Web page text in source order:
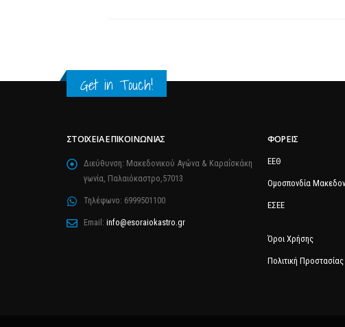
Get in Touch!
ΣΤΟΙΧΕΊΑ ΕΠΙΚΟΙΝΩΝΊΑΣ
Διεύθυνση: Μακεδονικού Αγώνα & Καραΐσκάκη
γωνία, Παλαιόκαστρο,57013
Τηλέφωνο: 6999501100
Email: info@esoraiokastro.gr
ΦΟΡΕΊΣ
ΕΕΘ
Ομοσπονδία
ΕΣΕΕ
Όροι Χρήσης
Πολιτική